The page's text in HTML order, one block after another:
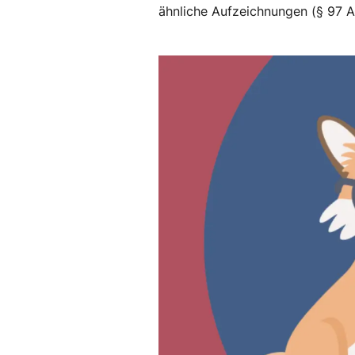
ähnliche Aufzeichnungen (§ 97